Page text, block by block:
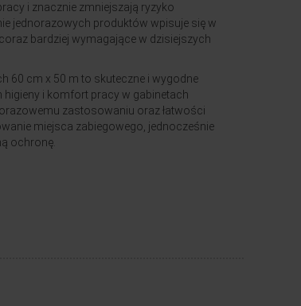
i znacznie zmniejszają ryzyko
jednorazowych produktów wpisuje się w
bardziej wymagające w dzisiejszych
60 cm x 50 m to skuteczne i wygodne
i komfort pracy w gabinetach
zastosowaniu oraz łatwości
miejsca zabiegowego, jednocześnie
ochronę.